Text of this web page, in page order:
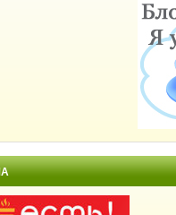
за чудесный рецепт. Я собираю